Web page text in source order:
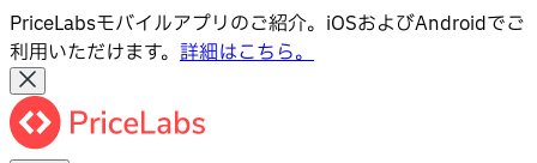
PriceLabsモバイルアプリのご紹介。iOSおよびAndroidでご
利用いただけます。 詳細はこちら。